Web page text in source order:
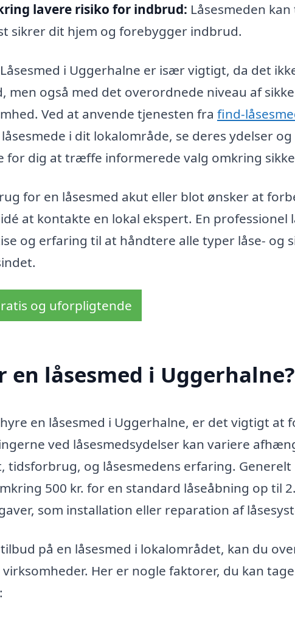
lavere risiko for indbrud: Låsesmeden
sikrer dit hjem og forebygger indbrud.
i Uggerhalne er især vigtigt, da det
men også med det overordnede niveau af
Ved at anvende tjenesten fra find-
i dit lokalområde, se deres ydelser
for dig at træffe informerede valg omkring
for en låsesmed akut eller blot ønsker at
at kontakte en lokal ekspert. En professionel
og erfaring til at håndtere alle typer låse- og
og uforpligtende
en låsesmed i Uggerhalne?
en låsesmed i Uggerhalne, er det vigtigt at
ved låsesmedsydelser kan variere
tidsforbrug, og låsesmedens erfaring.
500 kr. for en standard låseåbning op til
som installation eller reparation af
på en låsesmed i lokalområdet, kan du
Her er nogle faktorer, du kan